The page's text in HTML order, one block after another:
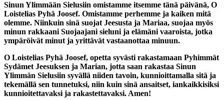
Sinun Ylimmään Sielusiin omistamme itsemme tänä päivänä, O
Loistelias Pyhä Joosef. Omistamme perhemme ja kaiken mitä
olemme. Niinkuin sinä suojat Jeesusta ja Mariaa, suojaa myös
minun rakkaani Suojaajani sieluni ja elämäni vaaroista, jotka
ympäröivät minut ja yrittävät vastaanottaa minuun.
O Loistelias Pyhä Joosef, opetta syvästi rakastamaan Pyhimmät
Sydämet Jeesuksen ja Marian, jotta saan rakastaa Sinun
Ylimmän Sielusiin syvällä niiden tavoin, kunnioittamalla sitä ja
tekemällä sen tunnetuksi, niin kuin sinä ansaitset, iankaikkisiksi
kunnioitettavaksi ja rakastettavaksi. Amen!